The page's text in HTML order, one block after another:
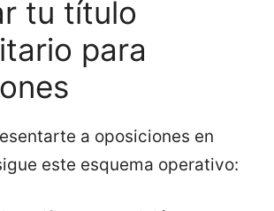
tu título
para
a oposiciones en
este esquema operativo: